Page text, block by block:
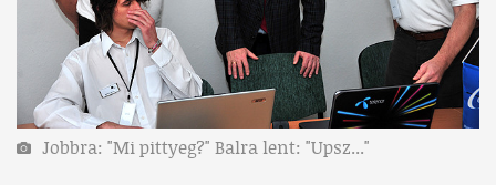
Jobbra: "Mi pittyeg?" Balra lent: "Upsz..."